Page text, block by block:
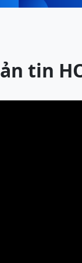
tin